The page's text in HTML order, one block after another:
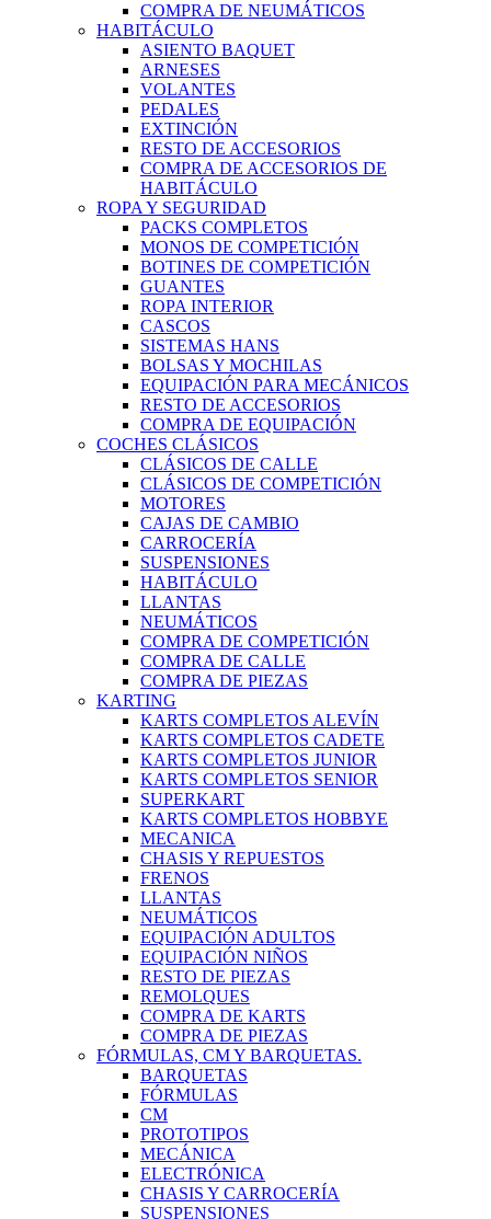
COMPRA DE NEUMÁTICOS
HABITÁCULO
ASIENTO BAQUET
ARNESES
VOLANTES
PEDALES
EXTINCIÓN
RESTO DE ACCESORIOS
COMPRA DE ACCESORIOS DE
HABITÁCULO
ROPA Y SEGURIDAD
PACKS COMPLETOS
MONOS DE COMPETICIÓN
BOTINES DE COMPETICIÓN
GUANTES
ROPA INTERIOR
CASCOS
SISTEMAS HANS
BOLSAS Y MOCHILAS
EQUIPACIÓN PARA MECÁNICOS
RESTO DE ACCESORIOS
COMPRA DE EQUIPACIÓN
COCHES CLÁSICOS
CLÁSICOS DE CALLE
CLÁSICOS DE COMPETICIÓN
MOTORES
CAJAS DE CAMBIO
CARROCERÍA
SUSPENSIONES
HABITÁCULO
LLANTAS
NEUMÁTICOS
COMPRA DE COMPETICIÓN
COMPRA DE CALLE
COMPRA DE PIEZAS
KARTING
KARTS COMPLETOS ALEVÍN
KARTS COMPLETOS CADETE
KARTS COMPLETOS JUNIOR
KARTS COMPLETOS SENIOR
SUPERKART
KARTS COMPLETOS HOBBYE
MECANICA
CHASIS Y REPUESTOS
FRENOS
LLANTAS
NEUMÁTICOS
EQUIPACIÓN ADULTOS
EQUIPACIÓN NIÑOS
RESTO DE PIEZAS
REMOLQUES
COMPRA DE KARTS
COMPRA DE PIEZAS
FÓRMULAS, CM Y BARQUETAS.
BARQUETAS
FÓRMULAS
CM
PROTOTIPOS
MECÁNICA
ELECTRÓNICA
CHASIS Y CARROCERÍA
SUSPENSIONES